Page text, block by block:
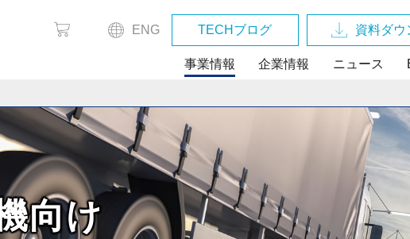
事業情報 企業情報 ニュース
ENG TECHブログ 資料ダウ
向け